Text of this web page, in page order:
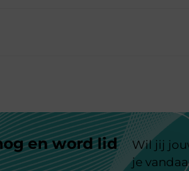
en word lid
Wil jij
je